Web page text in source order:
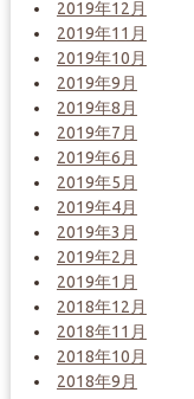
2019年12月
2019年11月
2019年10月
2019年9月
2019年8月
2019年7月
2019年6月
2019年5月
2019年4月
2019年3月
2019年2月
2019年1月
2018年12月
2018年11月
2018年10月
2018年9月